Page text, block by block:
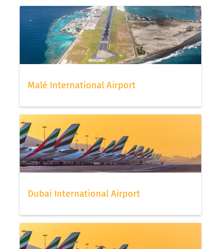
Malé International Airport
Dubai International Airport